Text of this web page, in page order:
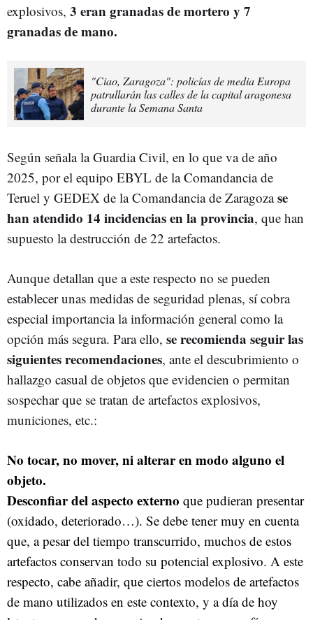
explosivos, 3 eran granadas de mortero y 7
granadas de mano.
"Ciao, Zaragoza": policías de media Europa
patrullarán las calles de la capital aragonesa
durante la Semana Santa
Según señala la Guardia Civil, en lo que va de año
2025, por el equipo EBYL de la Comandancia de
Teruel y GEDEX de la Comandancia de Zaragozase
han atendido 14 incidencias en la provincia, que han
supuesto la destrucción de 22 artefactos.
Aunque detallan que a este respecto no se pueden
establecer unas medidas de seguridad plenas, sí cobra
especial importancia la información general como la
opción más segura. Para ello, se recomienda seguir las
siguientes recomendaciones, ante el descubrimiento o
hallazgo casual de objetos que evidencien o permitan
sospechar que se tratan de artefactos explosivos,
municiones, etc.:
No tocar, no mover, ni alterar en modo alguno el
objeto.
Desconfiar del aspecto externo que pudieran presentar
(oxidado, deteriorado…). Se debe tener muy en cuenta
que, a pesar del tiempo transcurrido, muchos de estos
artefactos conservan todo su potencial explosivo. A este
respecto, cabe añadir, que ciertos modelos de artefactos
de mano utilizados en este contexto, y a día de hoy